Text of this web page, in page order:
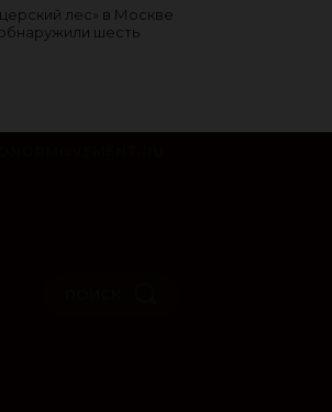
лес» в Москве
шесть